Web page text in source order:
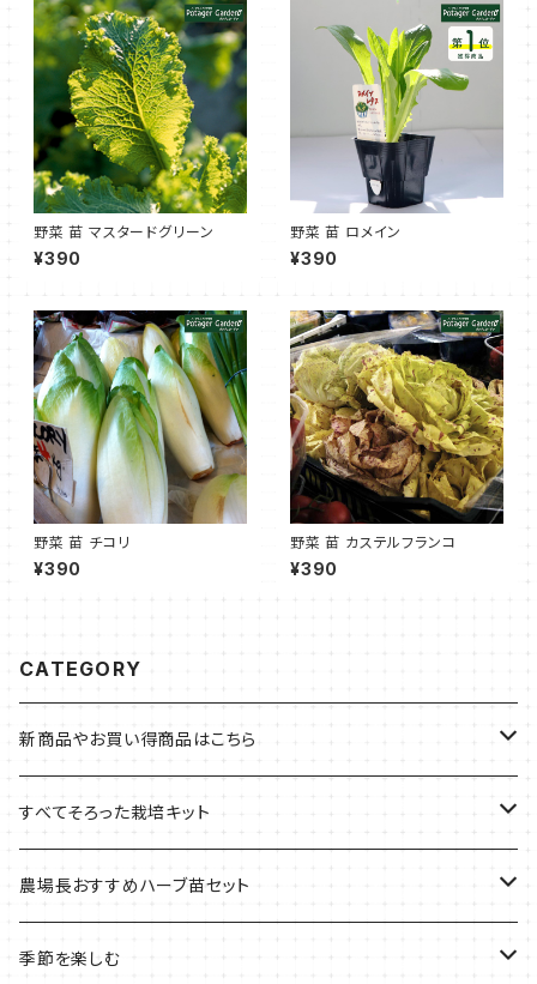
野菜 苗 マスタードグリーン
¥390
野菜 苗 ロメイン
¥390
野菜 苗 チコリ
¥390
野菜 苗 カステルフランコ
¥390
CATEGORY
新商品やお買い得商品はこちら
今イチオシの商品
季節のおすすめ商品
すべてそろった栽培キット
フェルトプランターの栽培キット
ルーツポーチの栽培キット
農場長おすすめハーブ苗セット
農場長おすすめセット
季節を楽しむ